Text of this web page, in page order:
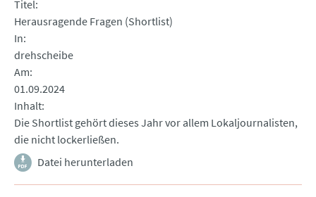
Titel
Herausragende Fragen (Shortlist)
In
drehscheibe
Am
01.09.2024
Inhalt
Die Shortlist gehört dieses Jahr vor allem Lokaljournalisten,
die nicht lockerließen.
Datei herunterladen